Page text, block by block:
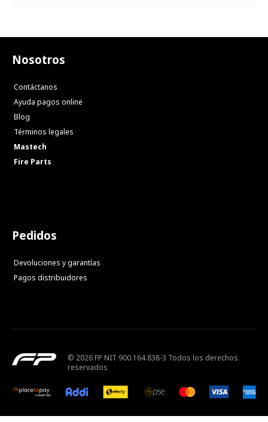
Nosotros
Contáctanos
Ayuda pagos online
Blog
Términos legales
Mastech
Fire Parts
Pedidos
Devoluciones y garantías
Pagos distribuidores
© 2026 FP NIT 900.164.838-3 Todos los derechos
reservados